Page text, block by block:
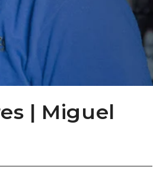
| Miguel